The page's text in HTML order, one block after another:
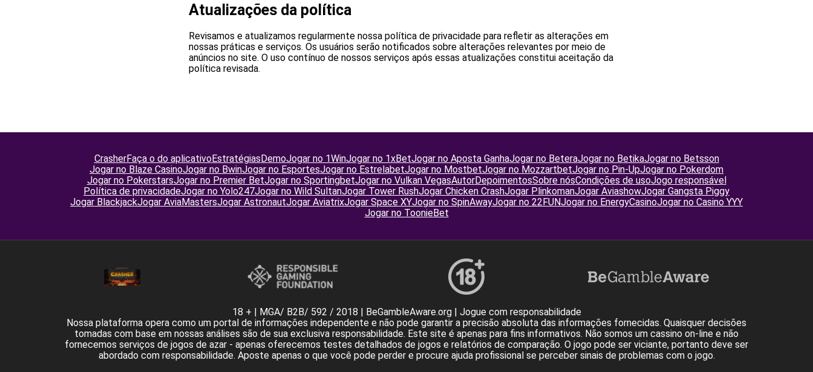
Atualizações da política
Revisamos e atualizamos regularmente nossa política de privacidade para refletir as alterações em
nossas práticas e serviços. Os usuários serão notificados sobre alterações relevantes por meio de
anúncios no site. O uso contínuo de nossos serviços após essas atualizações constitui aceitação da
política revisada.
CrasherFaça o do aplicativoEstratégias DemoJogar no 1WinJogar no 1xBetJogar no Aposta GanhaJogar no BeteraJogar no BetikaJogar no Betsson
Jogar no Blaze CasinoJogar no BwinJogar no EsportesJogar no EstrelabetJogar no MostbetJogar no MozzartbetJogar no Pin-UpJogar no Pokerdom
Jogar no PokerstarsJogar no Premier BetJogar no SportingbetJogar no Vulkan VegasAutorDepoimentosSobre nósCondições de usoJogo responsável
Política de privacidadeJogar no Yolo247Jogar no Wild SultanJogar Tower RushJogar Chicken CrashJogar PlinkomanJogar AviashowJogar Gangsta Piggy
Jogar BlackjackJogar AviaMastersJogar AstronautJogar AviatrixJogar Space XYJogar no SpinAwayJogar no 22FUNJogar no EnergyCasinoJogar no Casino YYY
Jogar no ToonieBet
18 + | MGA/ B2B/ 592 / 2018 | BeGambleAware.org | Jogue com responsabilidade
Nossa plataforma opera como um portal de informações independente e não pode garantir a precisão absoluta das informações fornecidas. Quaisquer decisões
tomadas com base em nossas análises são de sua exclusiva responsabilidade. Este site é apenas para fins informativos. Não somos um cassino on-line e não
fornecemos serviços de jogos de azar - apenas oferecemos testes detalhados de jogos e relatórios de comparação. O jogo pode ser viciante, portanto deve ser
abordado com responsabilidade. Aposte apenas o que você pode perder e procure ajuda profissional se perceber sinais de problemas com o jogo.